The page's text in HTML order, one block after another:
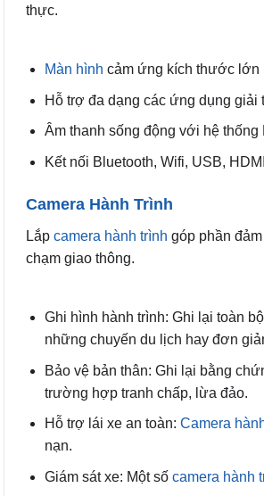
thực.
Màn hình cảm ứng kích thước lớn
Hỗ trợ đa dạng các ứng dụng
Âm thanh sống động với hệ
Kết nối Bluetooth, Wifi, USB,
Camera Hành Trình
Lắp camera hành trình góp phần
chạm giao thông.
Ghi hình hành trình: Ghi lại toàn
những chuyến du lịch hay đơn
Bảo vệ bản thân: Ghi lại bằng
trường hợp tranh chấp, lừa đảo.
Hỗ trợ lái xe an toàn: Camera
nạn.
Giám sát xe: Một số camera hành